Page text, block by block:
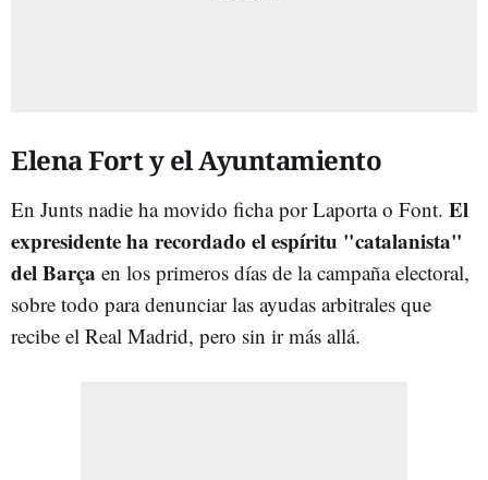
Elena Fort y el Ayuntamiento
En Junts nadie ha movido ficha por Laporta o Font. El
expresidente ha recordado el espíritu "catalanista"
del Barça en los primeros días de la campaña electoral,
sobre todo para denunciar las ayudas arbitrales que
recibe el Real Madrid, pero sin ir más allá.